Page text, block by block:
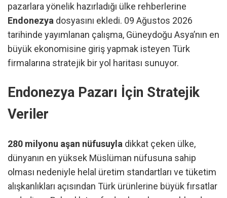
pazarlara yönelik hazırladığı ülke rehberlerine
Endonezya dosyasını ekledi. 09 Ağustos 2026
tarihinde yayımlanan çalışma, Güneydoğu Asya’nın en
büyük ekonomisine giriş yapmak isteyen Türk
firmalarına stratejik bir yol haritası sunuyor.
Endonezya Pazarı İçin Stratejik
Veriler
280 milyonu aşan nüfusuyla dikkat çeken ülke,
dünyanın en yüksek Müslüman nüfusuna sahip
olması nedeniyle helal üretim standartları ve tüketim
alışkanlıkları açısından Türk ürünlerine büyük fırsatlar